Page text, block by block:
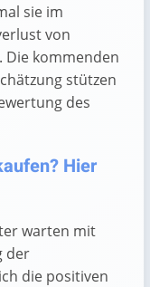
sie im
von
Die kommenden
stützen
des
Hier
warten mit
der
die positiven